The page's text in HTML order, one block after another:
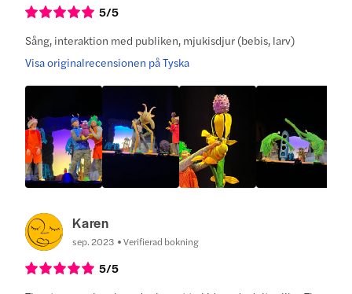
5/5
Sång, interaktion med publiken, mjukisdjur (bebis, larv)
Visa originalrecensionen på Tyska
Karen
sep. 2023 Verifierad bokning
5/5